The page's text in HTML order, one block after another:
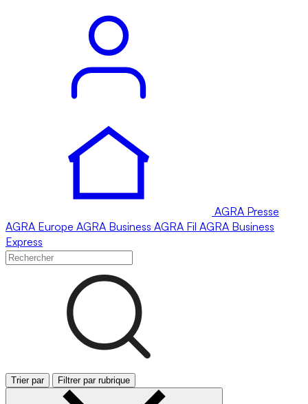
AGRA Presse
AGRA Europe AGRA Business AGRA Fil AGRA Business
Express
Trier par Filtrer par rubrique